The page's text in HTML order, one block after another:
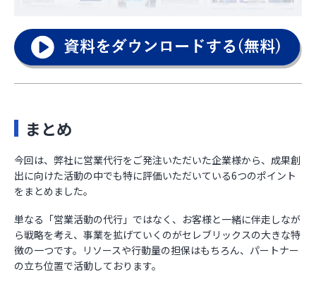
まとめ
今回は、弊社に営業代行をご発注いただいた企業様から、成果創
出に向けた活動の中でも特に評価いただいている6つのポイント
をまとめました。
単なる「営業活動の代行」ではなく、お客様と一緒に伴走しなが
ら戦略を考え、事業を拡げていくのがセレブリックスの大きな特
徴の一つです。リソースや行動量の担保はもちろん、パートナー
の立ち位置で活動しております。